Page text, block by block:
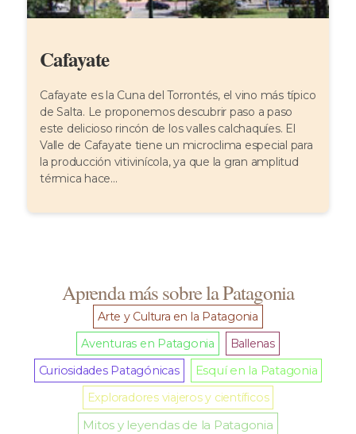
Cafayate
Cafayate es la Cuna del Torrontés, el vino más típico
de Salta. Le proponemos descubrir paso a paso
este delicioso rincón de los valles calchaquíes. El
Valle de Cafayate tiene un microclima especial para
la producción vitivinícola, ya que la gran amplitud
térmica hace...
Aprenda más sobre la Patagonia
Arte y Cultura en la Patagonia
Aventuras en Patagonia
Ballenas
Curiosidades Patagónicas
Esquí en la Patagonia
Exploradores viajeros y científicos
Mitos y leyendas de la Patagonia